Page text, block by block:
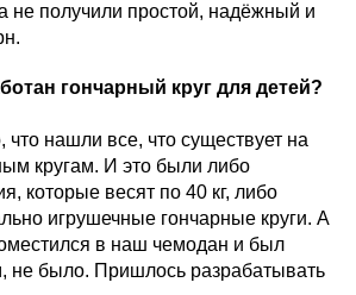
не получили простой, надёжный и
гончарный круг для детей?
что нашли все, что существует на
кругам. И это были либо
которые весят по 40 кг, либо
игрушечные гончарные круги. А
в наш чемодан и был
не было. Пришлось разрабатывать